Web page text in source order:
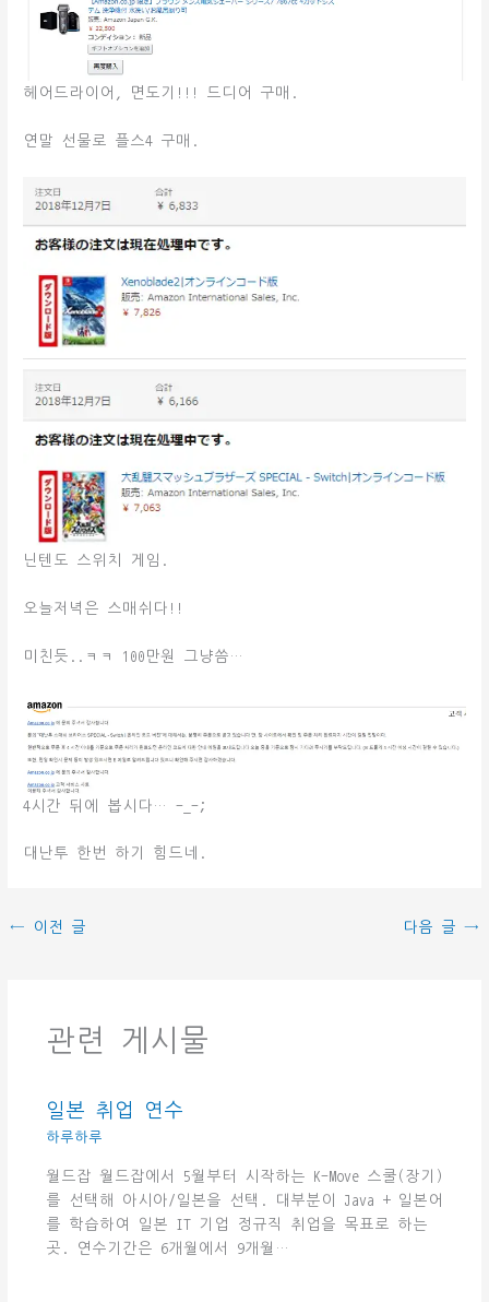
헤어드라이어, 면도기!!! 드디어 구매.
연말 선물로 플스4 구매.
닌텐도 스위치 게임.
오늘저녁은 스매쉬다!!
미친듯..ㅋㅋ 100만원 그냥씀…
4시간 뒤에 봅시다… -_-;
대난투 한번 하기 힘드네.
← 이전 글 다음 글 →
관련 게시물
일본 취업 연수
하루하루
월드잡 월드잡에서 5월부터 시작하는 K-Move 스쿨(장기)
를 선택해 아시아/일본을 선택. 대부분이 Java + 일본어
를 학습하여 일본 IT 기업 정규직 취업을 목표로 하는
곳. 연수기간은 6개월에서 9개월…